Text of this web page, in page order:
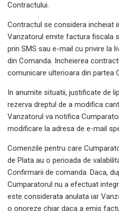
Contractului.
Contractul se considera incheiat
Vanzatorul emite factura fiscala
prin SMS sau e-mail cu privire la
din Comanda. Incheierea
comunicare ulterioara din partea
In anumite situatii, justificate de
rezerva dreptul de a modifica
Vanzatorul va notifica
modificare la adresa de e-mail
Comenzile pentru care
de Plata au o perioada de
Confirmarii de comanda. Daca,
Cumparatorul nu a efectuat
este considerata anulata iar
o onoreze chiar daca a emis